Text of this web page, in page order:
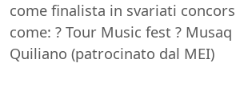
come finalista in svariati
come: ? Tour Music fest ?
Quiliano (patrocinato dal MEI)